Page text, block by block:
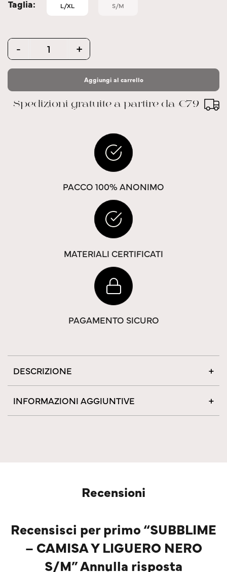
Taglia L/XL S/M
Quantity
- +
Aggiungi al carrello
Spedizioni gratuite a partire da €79
PACCO 100% ANONIMO
MATERIALI CERTIFICATI
PAGAMENTO SICURO
DESCRIZIONE
INFORMAZIONI AGGIUNTIVE
Recensioni
Recensisci per primo “SUBBLIME
– CAMISA Y LIGUERO NERO
S/M” Annulla risposta